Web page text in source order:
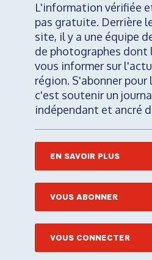
L'information vérifiée
pas gratuite. Derrière
site, il y a une équipe
de photographes dont
vous informer sur
région. S'abonner pour
c'est soutenir un
indépendant et ancré
EN SAVOIR PLUS
VOUS ABONNER
VOUS CONNECTER